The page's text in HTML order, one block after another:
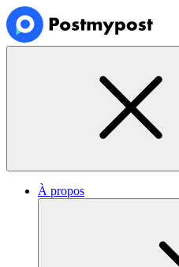
À propos